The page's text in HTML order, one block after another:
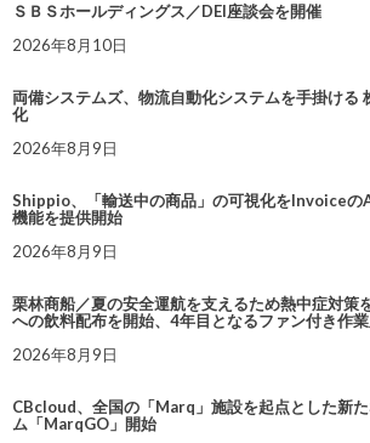
ＳＢＳホールディングス／DEI座談会を開催
2026年8月10日
両備システムズ、物流自動化システムを手掛ける
化
2026年8月9日
Shippio、「輸送中の商品」の可視化をInvoiceの
機能を提供開始
2026年8月9日
栗林商船／夏の安全運航を支えるため熱中症対策
への飲料配布を開始、4年目となるファン付き作
2026年8月9日
CBcloud、全国の「Marq」施設を起点とした新
ム「MarqGO」開始